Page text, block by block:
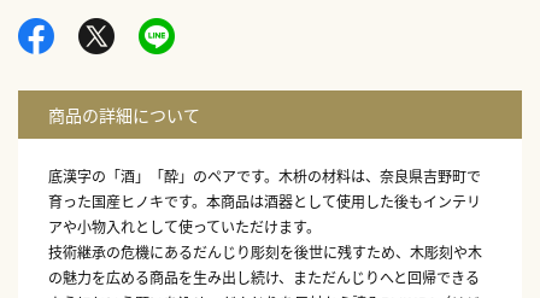
底漢字の「酒」「酔」のペアです。木枡の材料は、奈良県吉野町で
育った国産ヒノキです。本商品は酒器として使用した後もインテリ
アや小物入れとして使っていただけます。
技術継承の危機にあるだんじり彫刻を後世に残すため、木彫刻や木
の魅力を広める商品を生み出し続け、まただんじりへと回帰できる